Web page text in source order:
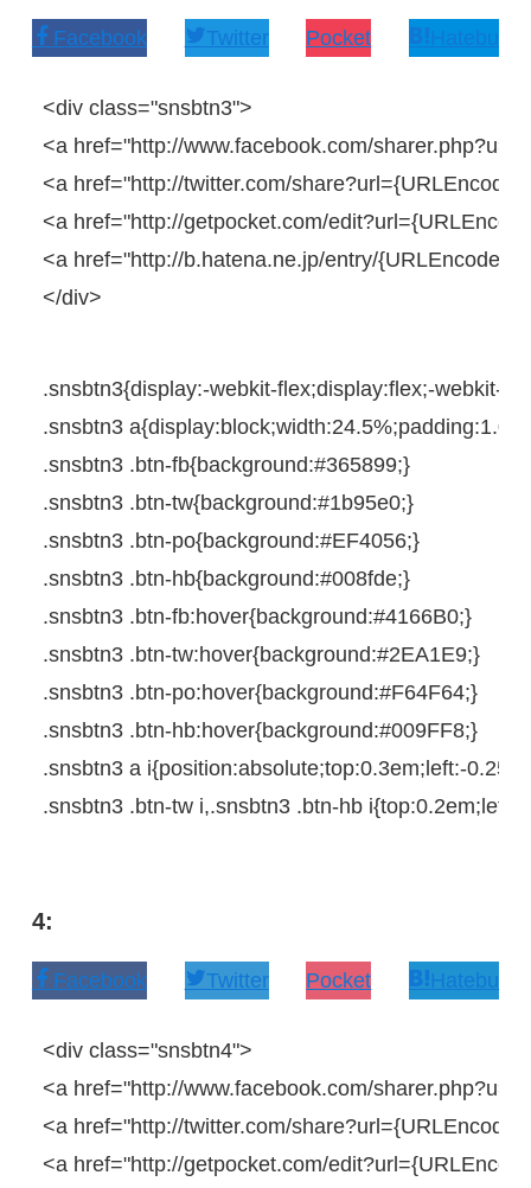
Facebook Twitter Pocket Hatebu
<div class="snsbtn3">
<a href="http://www.facebook.com/
<a href="http://twitter.com/
<a href="http://getpocket.com/
<a href="http://b.hatena.ne.jp/entry/
</div>
.snsbtn3{display:-webkit-flex;display:flex;-webkit-
.snsbtn3 a{display:block;width:24.5%;padding:
.snsbtn3 .btn-fb{background:#365899;}
.snsbtn3 .btn-tw{background:#1b95e0;}
.snsbtn3 .btn-po{background:#EF4056;}
.snsbtn3 .btn-hb{background:#008fde;}
.snsbtn3 .btn-fb:hover{background:#4166B0;}
.snsbtn3 .btn-tw:hover{background:#2EA1E9;}
.snsbtn3 .btn-po:hover{background:#F64F64;}
.snsbtn3 .btn-hb:hover{background:#009FF8;}
.snsbtn3 a i{position:absolute;top:0.3em; left:-
.snsbtn3 .btn-tw i,.snsbtn3 .btn-hb i{top:0.2em; left
4:
Facebook Twitter Pocket Hatebu
<div class="snsbtn4">
<a href="http://www.facebook.com/
<a href="http://twitter.com/
<a href="http://getpocket.com/